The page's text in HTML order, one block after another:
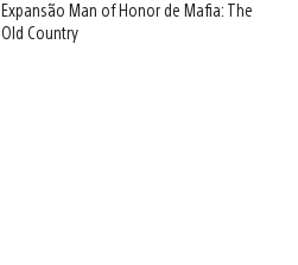
Expansão Man of Honor de Mafia: The
Old Country